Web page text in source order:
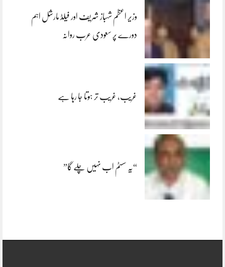
وزیر اعظم شہباز شریف اور فیلڈ مارشل اہم
دورے پر سعودی عرب روانہ
غریب، غریب تر ہوتا جا رہا ہے
“یہ سسٹم اب نہیں چلے گا”